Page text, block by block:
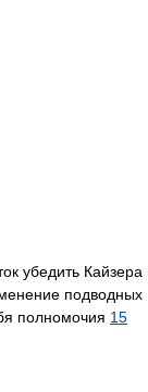
убедить Кайзера
подводных
полномочия 15